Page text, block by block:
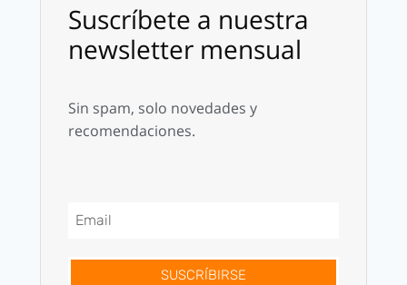
Suscríbete a nuestra
newsletter mensual
Sin spam, solo novedades y
recomendaciones.
SUSCRÍBIRSE